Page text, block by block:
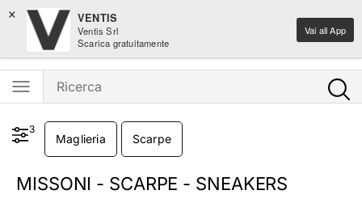
× VENTIS
Ventis Srl
Scarica gratuitamente
Vai all App
Ventis - L'e-shopping parla italiano
3
Maglieria Scarpe
MISSONI - SCARPE - SNEAKERS